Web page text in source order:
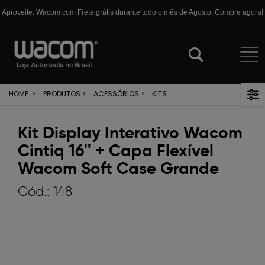
Aproveite: Wacom com Frete grátis durante todo o mês de Agosto. Compre agora!
HOME > PRODUTOS > ACESSÓRIOS > KITS
Kit Display Interativo Wacom
Cintiq 16'' + Capa Flexível
Wacom Soft Case Grande
Cód.: 148